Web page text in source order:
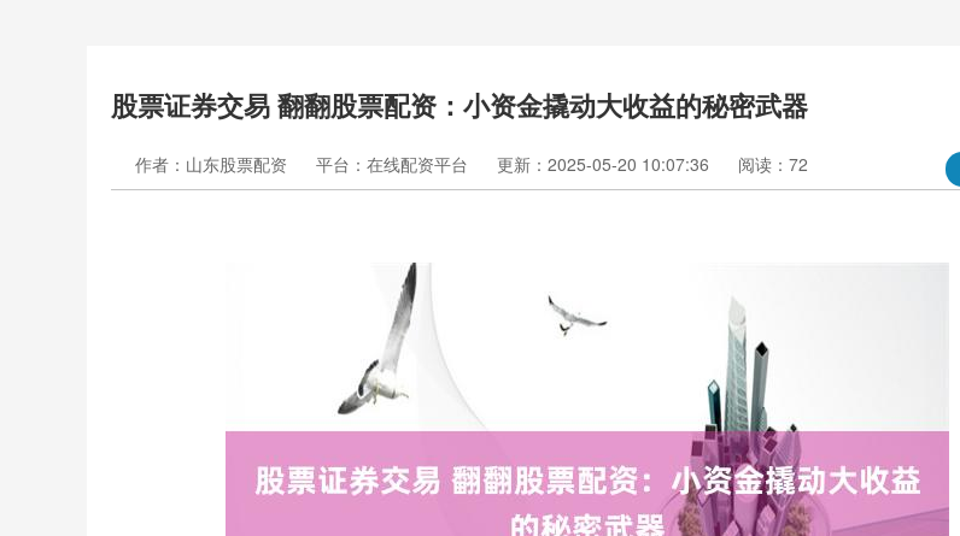
股票证券交易 翻翻股票配资：小资金撬动大收益的秘密武器
作者：山东股票配资 平台：在线配资平台 更新：2025-05-20 10:07:36 阅读：72